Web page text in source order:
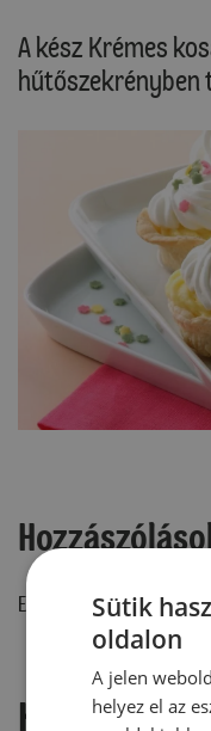
A kész Krémes
hűtőszekrényben
Ehhez a recepthez még
Sütik
oldalon
A jelen
helyez el az